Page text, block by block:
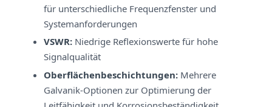
für unterschiedliche Frequenzfenster und
Systemanforderungen
VSWR: Niedrige Reflexionswerte für hohe
Signalqualität
Oberflächenbeschichtungen: Mehrere
Galvanik-Optionen zur Optimierung der